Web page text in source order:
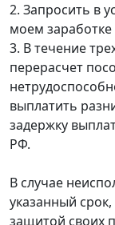
2. Запросить в
моем заработке
3. В течение
перерасчет
выплатить
задержку
РФ.
В случае
указанный
защитой своих